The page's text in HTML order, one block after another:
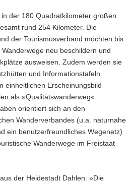
der 180 Quadratkilometer großen
rund 254 Kilometer. Die
der Tourismusverband möchten bis
neu beschildern und
ausweisen. Zudem werden sie
und Informationstafeln
einheitlichen Erscheinungsbild
als »Qualitätswanderweg«
orientiert sich an den
Wanderverbandes (u.a. naturnahe
ein benutzerfreundliches Wegenetz)
Wanderwege im Freistaat
der Heidestadt Dahlen: »Die